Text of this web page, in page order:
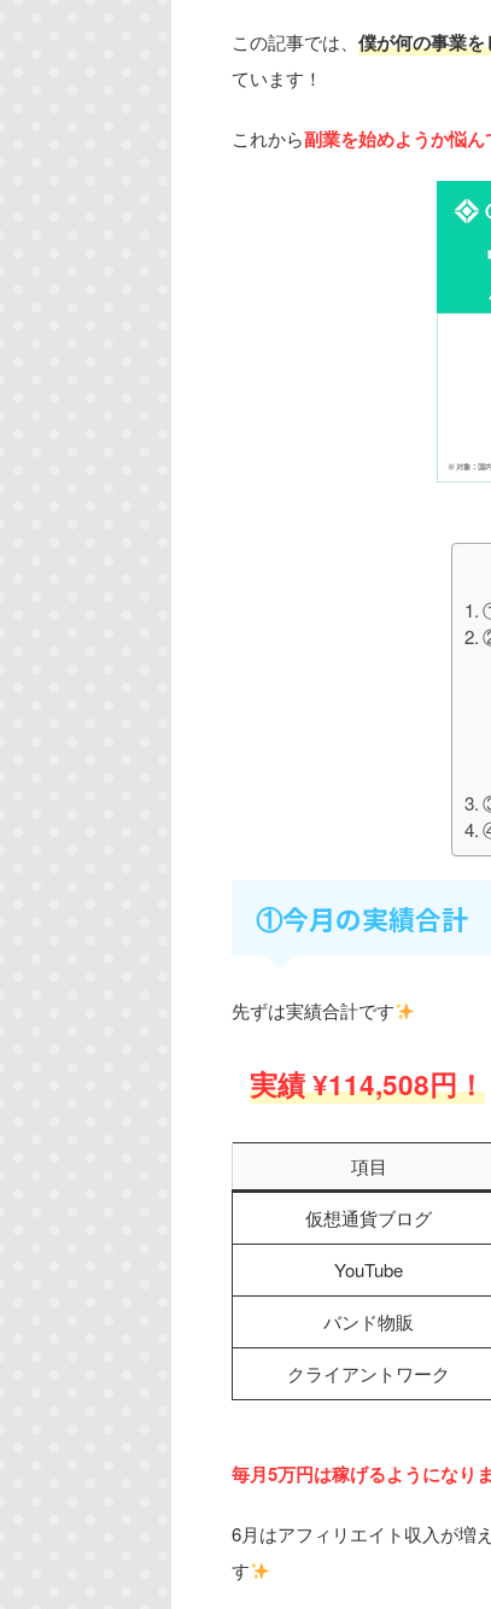
この記事では、 僕が何の事業を
ています！
これから副業を始めようか悩ん
①今月の実績合計
先ずは実績合計です
実績 ¥114,508円！
項目
仮想通貨ブログ
YouTube
バンド物販
クライアントワーク
毎月5万円は稼げるようになり
6月はアフィリエイト収入が増
す